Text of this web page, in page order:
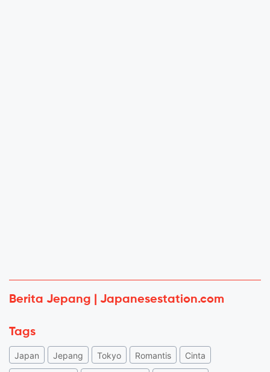
Berita Jepang | Japanesestation.com
Tags
Japan Jepang Tokyo Romantis Cinta